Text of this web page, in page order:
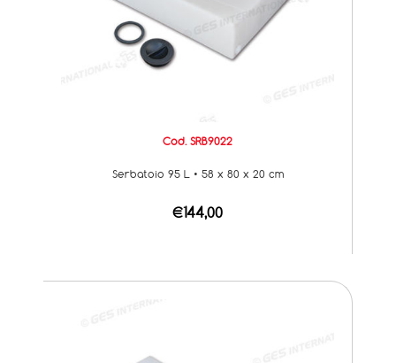
Cod. SRB9022
Serbatoio 95 L • 58 x 80 x 20 cm
€144,00